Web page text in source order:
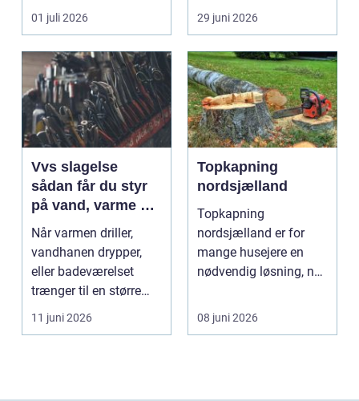
Nordjylland...
01 juli 2026
industriport a...
29 juni 2026
Vvs slagelse
sådan får du styr
på vand, varme og
energi i din bolig
Når varmen driller,
vandhanen drypper,
eller badeværelset
trænger til en større
renovering, er en dy...
11 juni 2026
Topkapning
nordsjælland
Topkapning
nordsjælland er for
mange husejere en
nødvendig løsning, når
mørke, ut...
08 juni 2026